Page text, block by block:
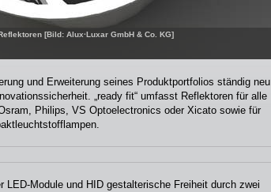
[Bild: Alux·Luxar GmbH & Co. KG]
und Erweiterung seines Produktportfolios ständig neu
„ready fit“ umfasst Reflektoren für alle
Philips, VS Optoelectronics oder Xicato sowie für
LED-Module und HID gestalterische Freiheit durch zwei